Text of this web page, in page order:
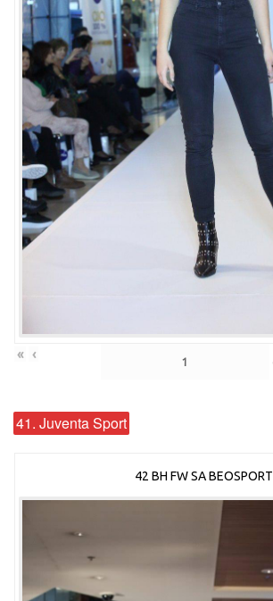
« ‹
41. Juventa Sport
42 BH FW SA BEOSPORT